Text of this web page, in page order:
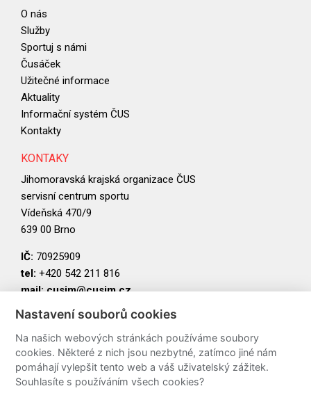
O nás
Služby
Sportuj s námi
Čusáček
Užitečné informace
Aktuality
Informační systém ČUS
Kontakty
KONTAKY
Jihomoravská krajská organizace ČUS
servisní centrum sportu
Vídeňská 470/9
639 00 Brno
IČ: 70925909
tel: +420 542 211 816
mail: cusjm@cusjm.cz
Nastavení souborů cookies
Na našich webových stránkách používáme soubory
cookies. Některé z nich jsou nezbytné, zatímco jiné nám
pomáhají vylepšit tento web a váš uživatelský zážitek.
Souhlasíte s používáním všech cookies?